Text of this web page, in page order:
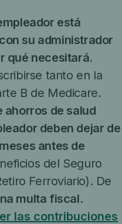
está
su administrador
qué necesitará.
tanto en la
B de Medicare.
ahorros de salud
deben dejar de
antes de
del Seguro
Ferroviario). De
multa fiscal.
las contribuciones